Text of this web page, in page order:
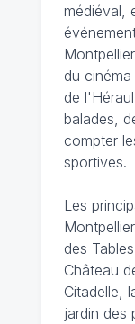
médiéval,
du
de
balades,
compter
sportives.
Les
des
Château
Citadelle,
jardin des